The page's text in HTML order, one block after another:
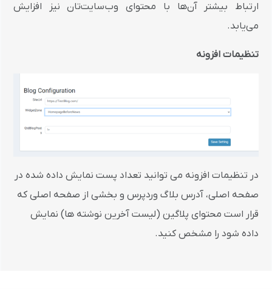
ارتباط بیشتر آن‌ها با محتوای وب‌سایت‌تان نیز افزایش
می‌یابد.
تنظیمات افزونه
در تنظیمات افزونه می توانید تعداد پست نمایش داده شده در
صفحه اصلی، آدرس بلاگ وردپرس و بخشی از صفحه اصلی که
قرار است محتوای پلاگین (لیست آخرین نوشته ها) نمایش
داده شود را مشخص کنید.